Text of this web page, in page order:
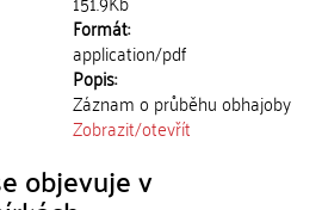
Formát:
application/pdf
Popis:
Záznam o průběhu obhajoby
Zobrazit/otevřít
objevuje v